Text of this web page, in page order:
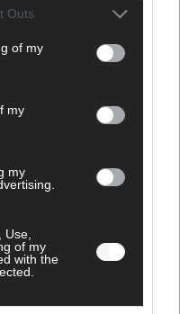
Outs
of my
my
my
of my
with the
– vier sicher,
beim ESC wirklich fair?
erste Halbfinale – der